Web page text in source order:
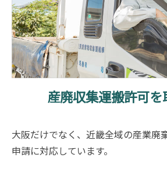
産廃収集運搬許可
大阪だけでなく、近畿全域の産業廃
申請に対応しています。